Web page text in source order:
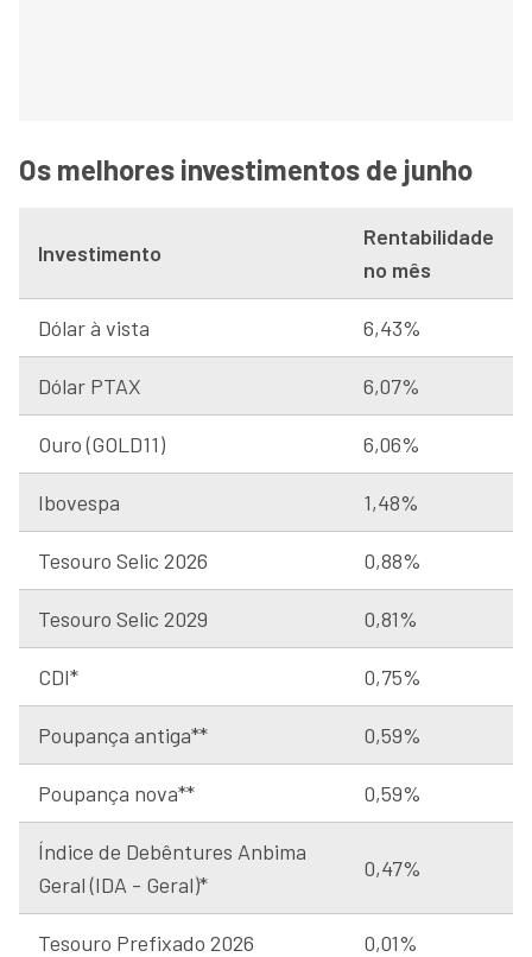
Os melhores investimentos de junho
Investimento
Rentabilidade
no mês
Dólar à vista 6,43%
Dólar PTAX 6,07%
Ouro (GOLD11) 6,06%
Ibovespa 1,48%
Tesouro Selic 2026 0,88%
Tesouro Selic 2029 0,81%
CDI* 0,75%
Poupança antiga** 0,59%
Poupança nova** 0,59%
Índice de Debêntures Anbima
Geral (IDA - Geral)*
0,47%
Tesouro Prefixado 2026 0,01%